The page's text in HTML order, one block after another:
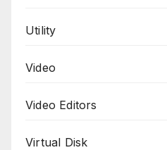
Utility
Video
Video Editors
Virtual Disk